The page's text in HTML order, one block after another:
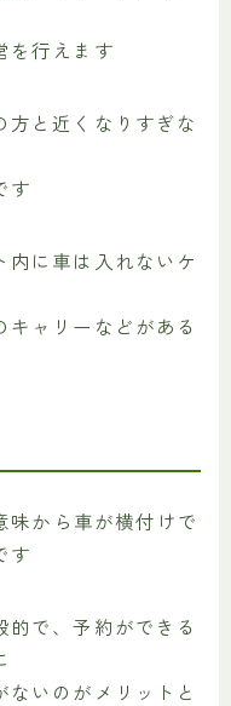
を行えます
と近くなりすぎな
す
内に車は入れないケ
ャリーなどがある
味から車が横付けで
す
で、予約ができる
いのがメリットと